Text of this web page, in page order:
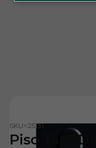
SKU=25131
Piso Tátil